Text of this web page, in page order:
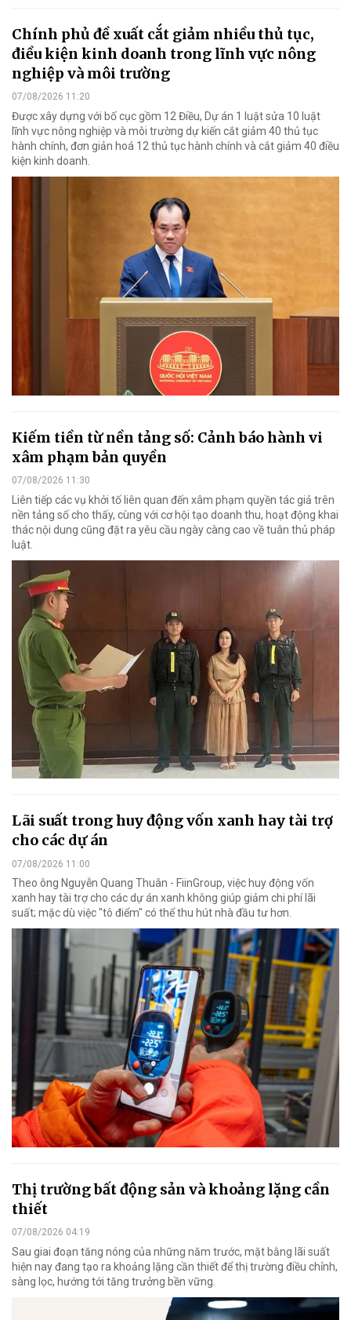
Chính phủ đề xuất cắt giảm nhiều thủ tục,
điều kiện kinh doanh trong lĩnh vực nông
nghiệp và môi trường
07/08/2026 11:20
Được xây dựng với bố cục gồm 12 Điều, Dự án 1 luật sửa 10 luật
lĩnh vực nông nghiệp và môi trường dự kiến cắt giảm 40 thủ tục
hành chính, đơn giản hoá 12 thủ tục hành chính và cắt giảm 40 điều
kiện kinh doanh.
Kiếm tiền từ nền tảng số: Cảnh báo hành vi
xâm phạm bản quyền
07/08/2026 11:30
Liên tiếp các vụ khởi tố liên quan đến xâm phạm quyền tác giả trên
nền tảng số cho thấy, cùng với cơ hội tạo doanh thu, hoạt động khai
thác nội dung cũng đặt ra yêu cầu ngày càng cao về tuân thủ pháp
luật.
Lãi suất trong huy động vốn xanh hay tài trợ
cho các dự án
07/08/2026 11:00
Theo ông Nguyễn Quang Thuân - FiinGroup, việc huy động vốn
xanh hay tài trợ cho các dự án xanh không giúp giảm chi phí lãi
suất; mặc dù việc "tô điểm" có thể thu hút nhà đầu tư hơn.
Thị trường bất động sản và khoảng lặng cần
thiết
07/08/2026 04:19
Sau giai đoạn tăng nóng của những năm trước, mặt bằng lãi suất
hiện nay đang tạo ra khoảng lặng cần thiết để thị trường điều chỉnh,
sàng lọc, hướng tới tăng trưởng bền vững.